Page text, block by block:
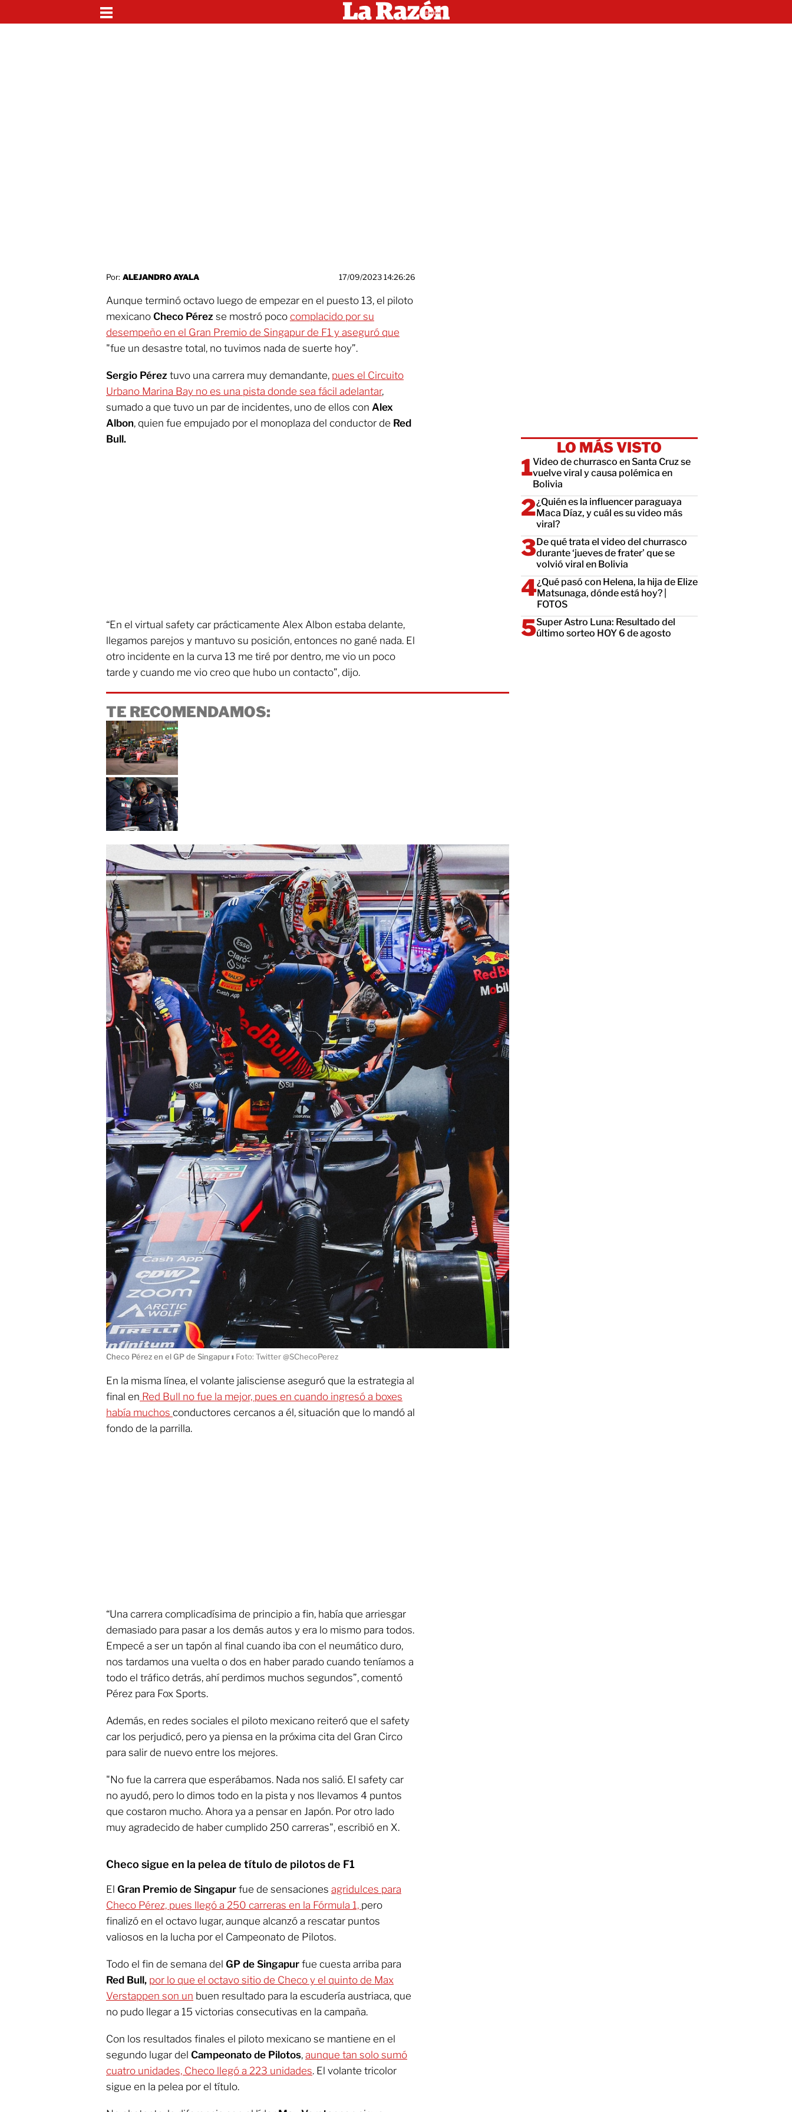
Por: ALEJANDRO AYALA 17/09/2023 14:26:26
Aunque terminó octavo luego de empezar en el puesto 13, el piloto
mexicano Checo Pérez se mostró poco complacido por su
desempeño en el Gran Premio de Singapur de F1 y aseguró que
"fue un desastre total, no tuvimos nada de suerte hoy”.
Sergio Pérez tuvo una carrera muy demandante, pues el Circuito
Urbano Marina Bay no es una pista donde sea fácil adelantar,
sumado a que tuvo un par de incidentes, uno de ellos con Alex
Albon, quien fue empujado por el monoplaza del conductor de Red
Bull.
“En el virtual safety car prácticamente Alex Albon estaba delante,
llegamos parejos y mantuvo su posición, entonces no gané nada. El
otro incidente en la curva 13 me tiré por dentro, me vio un poco
tarde y cuando me vio creo que hubo un contacto”, dijo.
TE RECOMENDAMOS:
Checo Pérez en el GP de Singapurı Foto: Twitter @SChecoPerez
En la misma línea, el volante jalisciense aseguró que la estrategia al
final en Red Bull no fue la mejor, pues en cuando ingresó a boxes
había muchos conductores cercanos a él, situación que lo mandó al
fondo de la parrilla.
“Una carrera complicadísima de principio a fin, había que arriesgar
demasiado para pasar a los demás autos y era lo mismo para todos.
Empecé a ser un tapón al final cuando iba con el neumático duro,
nos tardamos una vuelta o dos en haber parado cuando teníamos a
todo el tráfico detrás, ahí perdimos muchos segundos”, comentó
Pérez para Fox Sports.
Además, en redes sociales el piloto mexicano reiteró que el safety
car los perjudicó, pero ya piensa en la próxima cita del Gran Circo
para salir de nuevo entre los mejores.
"No fue la carrera que esperábamos. Nada nos salió. El safety car
no ayudó, pero lo dimos todo en la pista y nos llevamos 4 puntos
que costaron mucho. Ahora ya a pensar en Japón. Por otro lado
muy agradecido de haber cumplido 250 carreras", escribió en X.
Checo sigue en la pelea de título de pilotos de F1
El Gran Premio de Singapur fue de sensaciones agridulces para
Checo Pérez, pues llegó a 250 carreras en la Fórmula 1, pero
finalizó en el octavo lugar, aunque alcanzó a rescatar puntos
valiosos en la lucha por el Campeonato de Pilotos.
Todo el fin de semana del GP de Singapur fue cuesta arriba para
Red Bull, por lo que el octavo sitio de Checo y el quinto de Max
Verstappen son un buen resultado para la escudería austriaca, que
no pudo llegar a 15 victorias consecutivas en la campaña.
Con los resultados finales el piloto mexicano se mantiene en el
segundo lugar del Campeonato de Pilotos, aunque tan solo sumó
cuatro unidades, Checo llegó a 223 unidades. El volante tricolor
sigue en la pelea por el título.
LO MÁS VISTO
Video de churrasco en Santa Cruz se
vuelve viral y causa polémica en
Bolivia
¿Quién es la influencer paraguaya
Maca Díaz, y cuál es su video más
viral?
De qué trata el video del churrasco
durante ‘jueves de frater’ que se
volvió viral en Bolivia
¿Qué pasó con Helena, la hija de Elize
Matsunaga, dónde está hoy? |
FOTOS
Super Astro Luna: Resultado del
último sorteo HOY 6 de agosto